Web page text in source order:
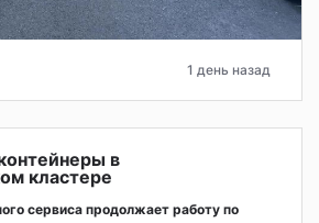
1 день назад
в
кластере
сервиса продолжает работу по